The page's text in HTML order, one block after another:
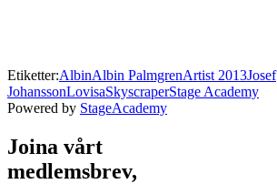
Etiketter:AlbinAlbin PalmgrenArtist 2013Josef
JohanssonLovisaSkyscraperStage Academy
Powered by StageAcademy
Joina vårt
medlemsbrev,